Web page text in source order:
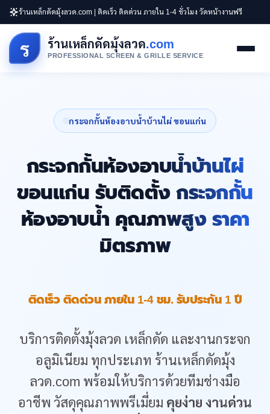
ร้านเหล็กดัดมุ้งลวด.com | ติดเร็ว ติดด่วน ภายใน 1-4 ชั่วโมง วัดหน้างานฟรี
ร ร้านเหล็กดัดมุ้งลวด.com
PROFESSIONAL SCREEN & GRILLE SERVICE
กระจกกั้นห้องอาบน้ำบ้านไผ่ ขอนแก่น
กระจกกั้นห้องอาบน้ำบ้านไผ่
ขอนแก่น รับติดตั้ง กระจกกั้น
ห้องอาบน้ำ คุณภาพสูง ราคา
มิตรภาพ
ติดเร็ว ติดด่วน ภายใน 1-4 ชม. รับประกัน 1 ปี
บริการติดตั้งมุ้งลวด เหล็กดัด และงานกระจก
อลูมิเนียม ทุกประเภท ร้านเหล็กดัดมุ้ง
ลวด.com พร้อมให้บริการด้วยทีมช่างมือ
อาชีพ วัสดุคุณภาพพรีเมี่ยม คุยง่าย งานด่วน